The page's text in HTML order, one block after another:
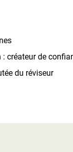
créateur de
du réviseur